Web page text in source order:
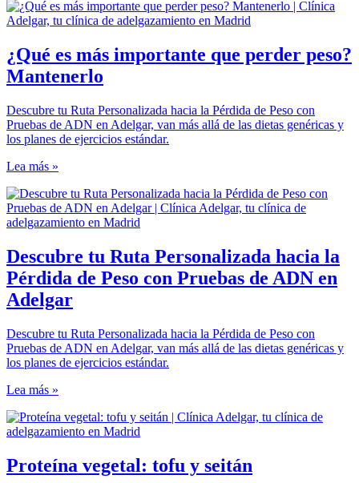
¿Qué es más importante que perder peso?
Mantenerlo
Descubre tu Ruta Personalizada hacia la Pérdida de Peso con
Pruebas de ADN en Adelgar, van más allá de las dietas genéricas y
los planes de ejercicios estándar.
Lea más »
Descubre tu Ruta Personalizada hacia la
Pérdida de Peso con Pruebas de ADN en
Adelgar
Descubre tu Ruta Personalizada hacia la Pérdida de Peso con
Pruebas de ADN en Adelgar, van más allá de las dietas genéricas y
los planes de ejercicios estándar.
Lea más »
Proteína vegetal: tofu y seitán